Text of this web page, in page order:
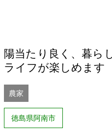
陽当たり良く、暮ら
ライフが楽しめます
農家
徳島県阿南市